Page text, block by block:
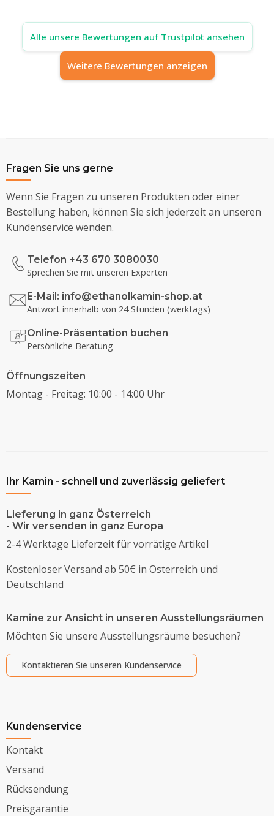
Alle unsere Bewertungen auf Trustpilot ansehen
Weitere Bewertungen anzeigen
Fragen Sie uns gerne
Wenn Sie Fragen zu unseren Produkten oder einer
Bestellung haben, können Sie sich jederzeit an unseren
Kundenservice wenden.
Telefon +43 670 3080030
Sprechen Sie mit unseren Experten
E-Mail: info@ethanolkamin-shop.at
Antwort innerhalb von 24 Stunden (werktags)
Online-Präsentation buchen
Persönliche Beratung
Öffnungszeiten
Montag - Freitag: 10:00 - 14:00 Uhr
Ihr Kamin - schnell und zuverlässig geliefert
Lieferung in ganz Österreich
- Wir versenden in ganz Europa
2-4 Werktage Lieferzeit für vorrätige Artikel
Kostenloser Versand ab 50€ in Österreich und
Deutschland
Kamine zur Ansicht in unseren Ausstellungsräumen
Möchten Sie unsere Ausstellungsräume besuchen?
Kontaktieren Sie unseren Kundenservice
Kundenservice
Kontakt
Versand
Rücksendung
Preisgarantie